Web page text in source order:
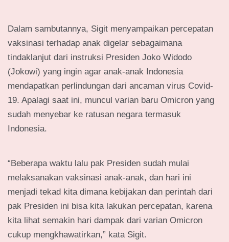
Dalam sambutannya, Sigit menyampaikan percepatan
vaksinasi terhadap anak digelar sebagaimana
tindaklanjut dari instruksi Presiden Joko Widodo
(Jokowi) yang ingin agar anak-anak Indonesia
mendapatkan perlindungan dari ancaman virus Covid-
19. Apalagi saat ini, muncul varian baru Omicron yang
sudah menyebar ke ratusan negara termasuk
Indonesia.
“Beberapa waktu lalu pak Presiden sudah mulai
melaksanakan vaksinasi anak-anak, dan hari ini
menjadi tekad kita dimana kebijakan dan perintah dari
pak Presiden ini bisa kita lakukan percepatan, karena
kita lihat semakin hari dampak dari varian Omicron
cukup mengkhawatirkan,” kata Sigit.